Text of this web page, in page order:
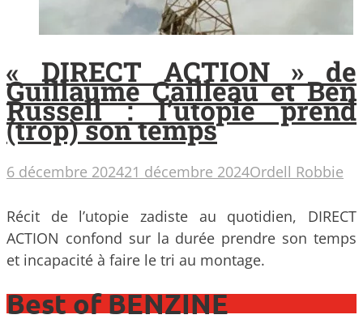
« DIRECT ACTION » de
Guillaume Cailleau et Ben
Russell : l’utopie prend
(trop) son temps
6 décembre 202421 décembre 2024Ordell Robbie
Récit de l’utopie zadiste au quotidien, DIRECT
ACTION confond sur la durée prendre son temps
et incapacité à faire le tri au montage.
Best of BENZINE